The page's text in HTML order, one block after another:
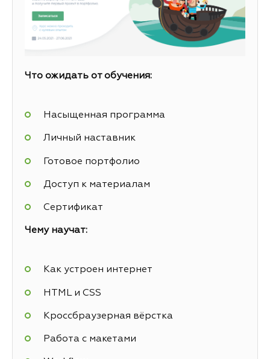
Что ожидать от обучения:
Насыщенная программа
Личный наставник
Готовое портфолио
Доступ к материалам
Сертификат
Чему научат:
Как устроен интернет
HTML и CSS
Кроссбраузерная вёрстка
Работа с макетами